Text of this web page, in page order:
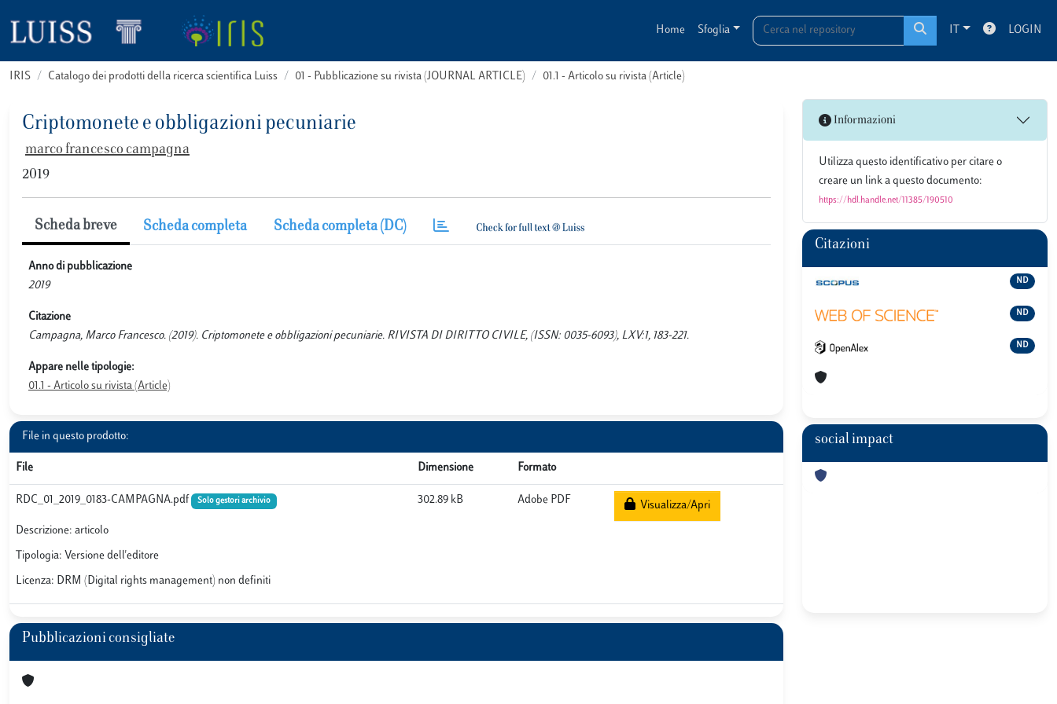
Home Sfoglia IT LOGIN
IRIS Catalogo dei prodotti della ricerca scientifica Luiss 01 - Pubblicazione su rivista (JOURNAL ARTICLE) 01.1 - Articolo su rivista (Article)
Criptomonete e obbligazioni pecuniarie
marco francesco campagna
2019
Scheda breve Scheda completa Scheda completa (DC)
Anno di pubblicazione
2019
Citazione
Campagna, Marco Francesco. (2019). Criptomonete e obbligazioni pecuniarie. RIVISTA DI DIRITTO CIVILE, (ISSN: 0035-6093), LXV:1, 183-221.
Appare nelle tipologie:
01.1 - Articolo su rivista (Article)
File in questo prodotto:
File Dimensione Formato
RDC_01_2019_0183-CAMPAGNA.pdf Solo gestori archivio
Descrizione: articolo
Tipologia: Versione dell'editore
Licenza: DRM (Digital rights management) non definiti
302.89 kB Adobe PDF Visualizza/Apri
Pubblicazioni consigliate
Informazioni
Utilizza questo identificativo per citare o
creare un link a questo documento:
https://hdl.handle.net/11385/190510
Citazioni
ND
ND
ND
social impact